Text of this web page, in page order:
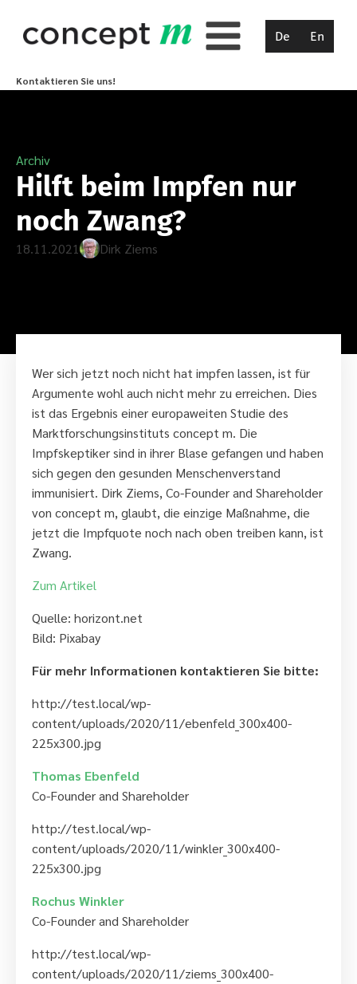
De En
Kontaktieren Sie uns!
Archiv
Hilft beim Impfen nur
noch Zwang?
18.11.2021 Dirk Ziems
Wer sich jetzt noch nicht hat impfen lassen, ist für
Argumente wohl auch nicht mehr zu erreichen. Dies
ist das Ergebnis einer europaweiten Studie des
Marktforschungsinstituts concept m. Die
Impfskeptiker sind in ihrer Blase gefangen und haben
sich gegen den gesunden Menschenverstand
immunisiert. Dirk Ziems, Co-Founder and Shareholder
von concept m, glaubt, die einzige Maßnahme, die
jetzt die Impfquote noch nach oben treiben kann, ist
Zwang.
Zum Artikel
Quelle: horizont.net
Bild: Pixabay
Für mehr Informationen kontaktieren Sie bitte:
http://test.local/wp-
content/uploads/2020/11/ebenfeld_300x400-
225x300.jpg
Thomas Ebenfeld
Co-Founder and Shareholder
http://test.local/wp-
content/uploads/2020/11/winkler_300x400-
225x300.jpg
Rochus Winkler
Co-Founder and Shareholder
http://test.local/wp-
content/uploads/2020/11/ziems_300x400-